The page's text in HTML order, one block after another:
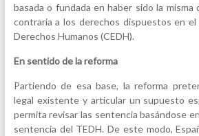
basada o fundada en haber sido la misma
contraria a los derechos dispuestos en
Derechos Humanos (CEDH).
En sentido de la reforma
Partiendo de esa base, la reforma
legal existente y articular un supuesto
permita revisar las sentencia basándose
sentencia del TEDH. De este modo,